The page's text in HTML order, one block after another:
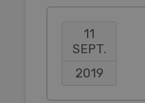
11
SEPT.
2019